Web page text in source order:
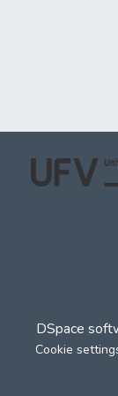
DSpace
Cookie